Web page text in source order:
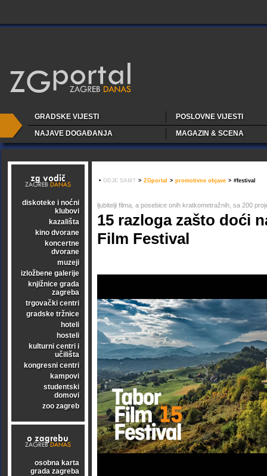
GRADSKE VIJESTI
POSLOVNE VIJESTI
NAJAVE DOGAĐANJA
MAGAZIN & SCENA
diskoteke i noćni
klubovi
kazališta
kino dvorane
koncertne
dvorane
muzeji
izložbene galerije
knjižnice grada
zagreba
trgovački centri
gradske tržnice
hoteli
hosteli
kulturni centri i
učilišta
kongresni centri
kampovi
studentski
domovi
zoo zagreb
osobna karta
grada zagreba
• GDJE SAM? > ZGportal > promotivne objave > #festival
ljubitelji filma, a posebice onih kratkometražnih, sa 200
15 razloga zašto doći
Film Festival